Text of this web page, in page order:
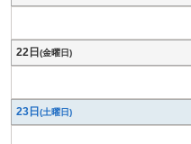
22日 (金曜日)
23日 (土曜日)